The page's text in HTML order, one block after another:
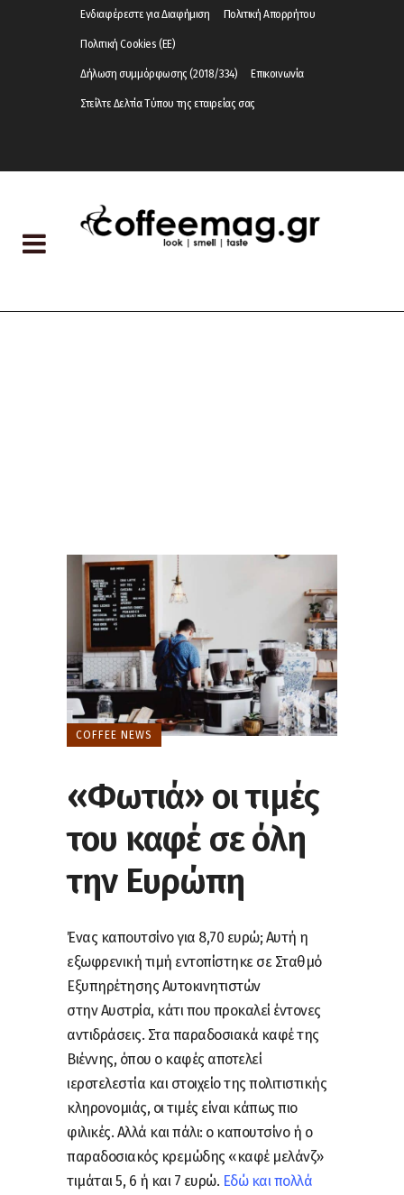
Ενδιαφέρεστε για Διαφήμιση Πολιτική Απορρήτου
Πολιτική Cookies (ΕΕ)
Δήλωση συμμόρφωσης (2018/334) Επικοινωνία
Στείλτε Δελτία Τύπου της εταιρείας σας
COFFEE NEWS
«Φωτιά» οι τιμές
του καφέ σε όλη
την Ευρώπη
Ένας καπουτσίνο για 8,70 ευρώ; Αυτή η
εξωφρενική τιμή εντοπίστηκε σε Σταθμό
Εξυπηρέτησης Αυτοκινητιστών
στην Αυστρία, κάτι που προκαλεί έντονες
αντιδράσεις. Στα παραδοσιακά καφέ της
Βιέννης, όπου ο καφές αποτελεί
ιεροτελεστία και στοιχείο της πολιτιστικής
κληρονομιάς, οι τιμές είναι κάπως πιο
φιλικές. Αλλά και πάλι: ο καπουτσίνο ή ο
παραδοσιακός κρεμώδης «καφέ μελάνζ»
τιμάται 5, 6 ή και 7 ευρώ. Εδώ και πολλά